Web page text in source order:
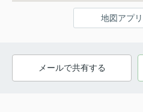
地図アプ
メールで共有する